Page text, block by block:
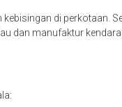
di perkotaan.
dan manufaktur